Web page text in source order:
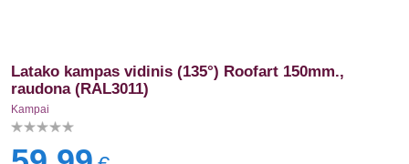
Latako kampas vidinis (135°) Roofart 150mm.,
raudona (RAL3011)
Kampai